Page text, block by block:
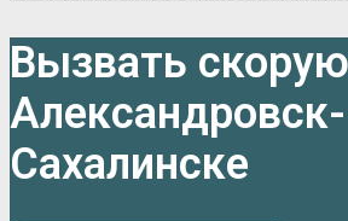
Вызвать
Александровск-
Сахалинске